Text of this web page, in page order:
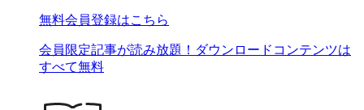
無料会員登録はこちら
会員限定記事が読み放題！ダウンロードコンテンツは
すべて無料